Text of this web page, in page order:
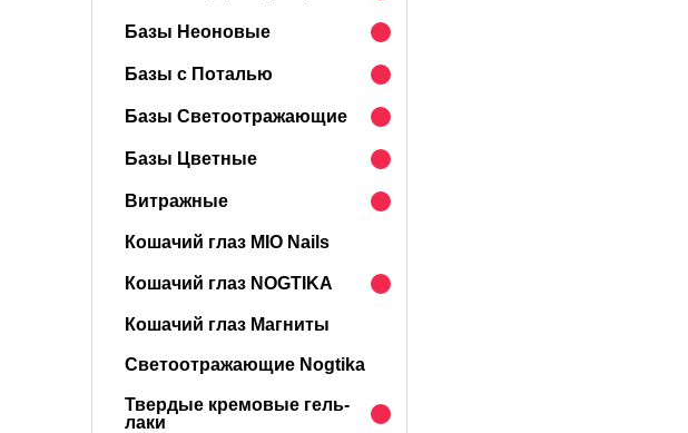
Базы Неоновые
Базы с Поталью
Базы Светоотражающие
Базы Цветные
Витражные
Кошачий глаз MIO Nails
Кошачий глаз NOGTIKA
Кошачий глаз Магниты
Светоотражающие Nogtika
Твердые кремовые гель-
лаки